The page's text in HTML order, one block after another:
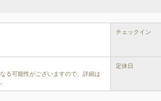
チェックイン
る可能性がございますので、詳細は
定休日